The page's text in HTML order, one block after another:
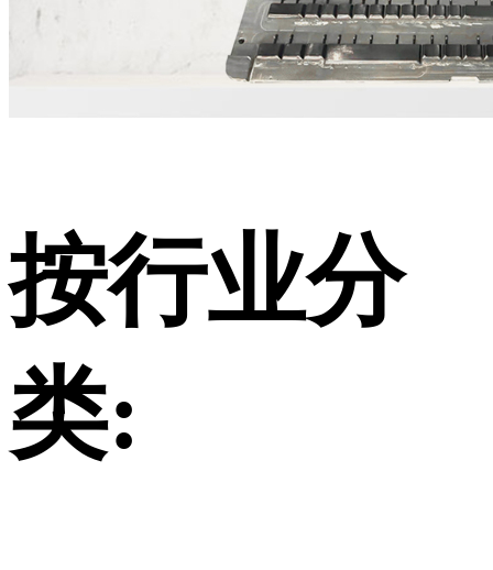
按行业分
类: